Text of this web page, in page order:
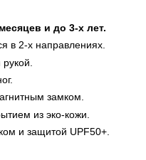
и до 3-х лет.
в 2-х направлениях.
замком.
из эко-кожи.
и защитой UPF50+.